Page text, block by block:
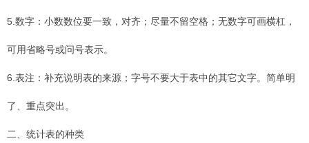
5.数字：小数数位要一致，对齐；尽量不留空格；无数字可画横杠，
可用省略号或问号表示。
6.表注：补充说明表的来源；字号不要大于表中的其它文字。简单明
了、重点突出。
二、统计表的种类